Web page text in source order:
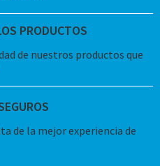
PRODUCTOS
de nuestros productos que
de la mejor experiencia de